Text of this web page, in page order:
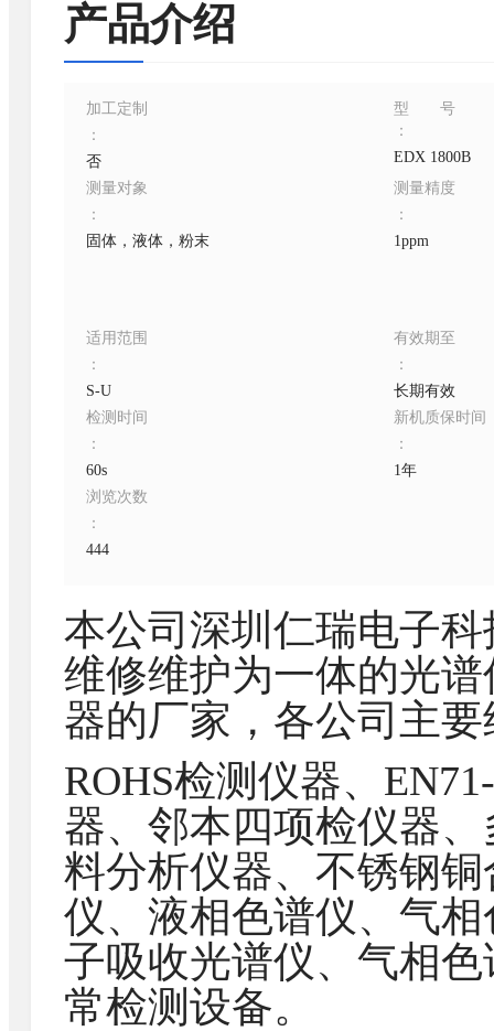
产品介绍
加工定制
：
否
型号
：
EDX 1800B
测量对象
：
固体，液体，粉末
测量精度
：
1ppm
适用范围
：
S-U
有效期至
：
长期有效
检测时间
：
60s
新机质保时间
：
1年
浏览次数
：
444
本公司深圳仁瑞电子
维修维护为一体的光
器的厂家，各公司主
ROHS检测仪器、
器、邻本四项检仪器
料分析仪器、不锈钢
仪、液相色谱仪、气
子吸收光谱仪、气相
常检测设备。